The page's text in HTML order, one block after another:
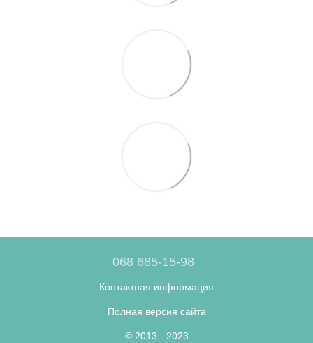
068 685-15-98
Контактная информация
Полная версия сайта
© 2013 - 2023